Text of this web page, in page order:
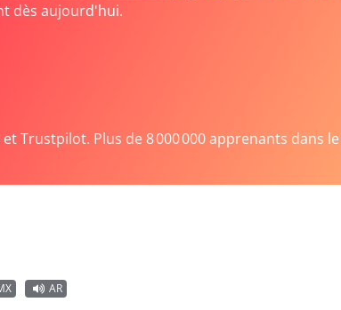
dès aujourd'hui.
Trustpilot. Plus de 8 000 000 apprenants dans
AR